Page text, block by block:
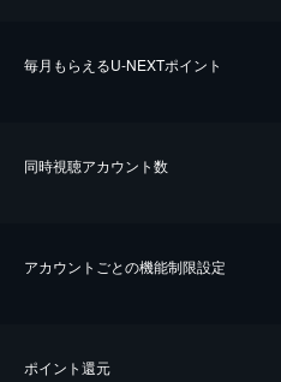
毎⽉もらえるU-NEXTポイント
同時視聴アカウント数
アカウントごとの機能制限設定
ポイント還元